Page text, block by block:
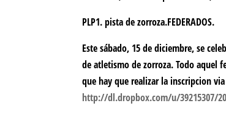
PLP1. pista de zorroza.FEDERADOS.
Este sábado, 15 de diciembre, se
de atletismo de zorroza. Todo aquel
que hay que realizar la inscripcion
http://dl.dropbox.com/u/39215307/